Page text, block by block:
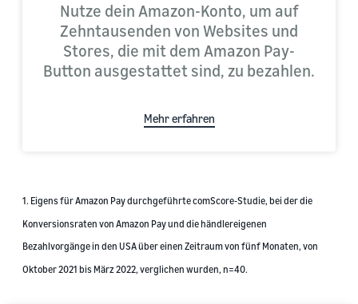
Nutze dein Amazon-Konto, um auf
Zehntausenden von Websites und
Stores, die mit dem Amazon Pay-
Button ausgestattet sind, zu bezahlen.
Mehr erfahren
1. Eigens für Amazon Pay durchgeführte comScore-Studie, bei der die
Konversionsraten von Amazon Pay und die händlereigenen
Bezahlvorgänge in den USA über einen Zeitraum von fünf Monaten, von
Oktober 2021 bis März 2022, verglichen wurden, n=40.